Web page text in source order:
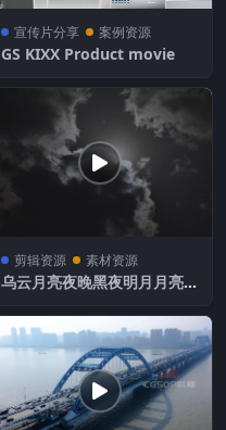
宣传片分享 案例资源
GS KIXX Product movie
剪辑资源 素材资源
乌云月亮夜晚黑夜明月月亮视